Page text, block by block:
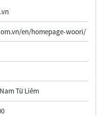
en/homepage-woori/
Từ Liêm